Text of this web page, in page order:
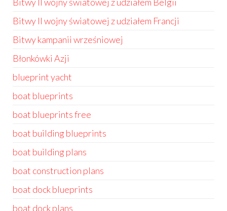
Bitwy II wojny światowej z udziałem Francji
Bitwy kampanii wrześniowej
Błonkówki Azji
blueprint yacht
boat blueprints
boat blueprints free
boat building blueprints
boat building plans
boat construction plans
boat dock blueprints
boat dock plans